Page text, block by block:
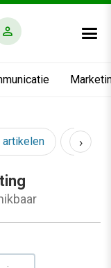
artikelen AI &
›